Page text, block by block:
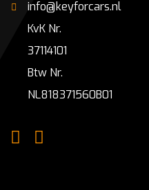
info@keyforcars.nl
KvK Nr.
37114101
Btw Nr.
NL818371560B01